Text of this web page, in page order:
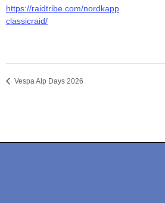
https://raidtribe.com/nordkapp
classicraid/
Vespa Alp Days 2026